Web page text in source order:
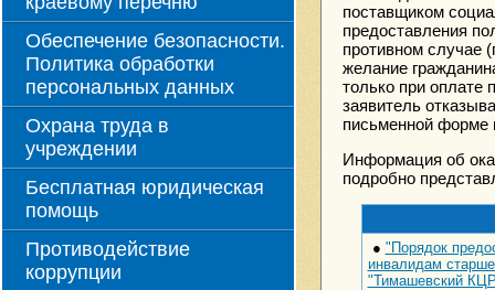
Обеспечение безопасности.
Политика обработки
персональных данных
Охрана труда в
учреждении
Бесплатная юридическая
помощь
Противодействие
коррупции
поставщиком
предоставления
противном случае
желание
только при оплате
заявитель
письменной
Информация об
подробно
● "Порядок
инвалидам
"Тимашевский